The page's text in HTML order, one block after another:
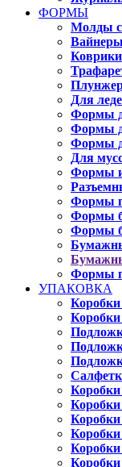
ФОРМЫ
Молды
Коврики
Для
Формы
Формы
Формы
Для
Формы
Формы
Формы
Формы
Формы
УПАКОВКА
Коробки
Коробки
Коробки
Коробки